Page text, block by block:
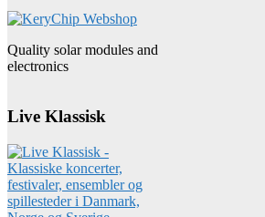
Quality solar modules and
electronics
Live Klassisk